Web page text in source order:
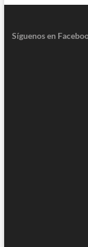
Síguenos en